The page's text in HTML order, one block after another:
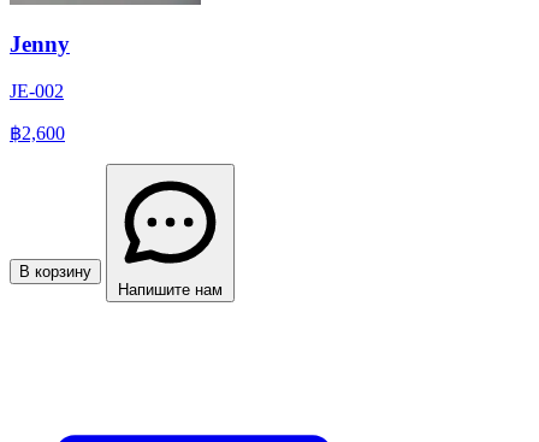
Jenny
JE-002
฿2,600
В корзину
Напишите нам